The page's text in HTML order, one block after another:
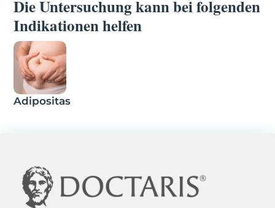
Die Untersuchung kann bei folgenden
Indikationen helfen
Adipositas